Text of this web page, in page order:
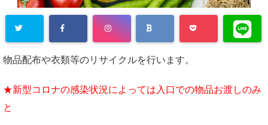
物品配布や衣類等のリサイクルを行います。
★新型コロナの感染状況によっては入口での物品お渡しのみ
と